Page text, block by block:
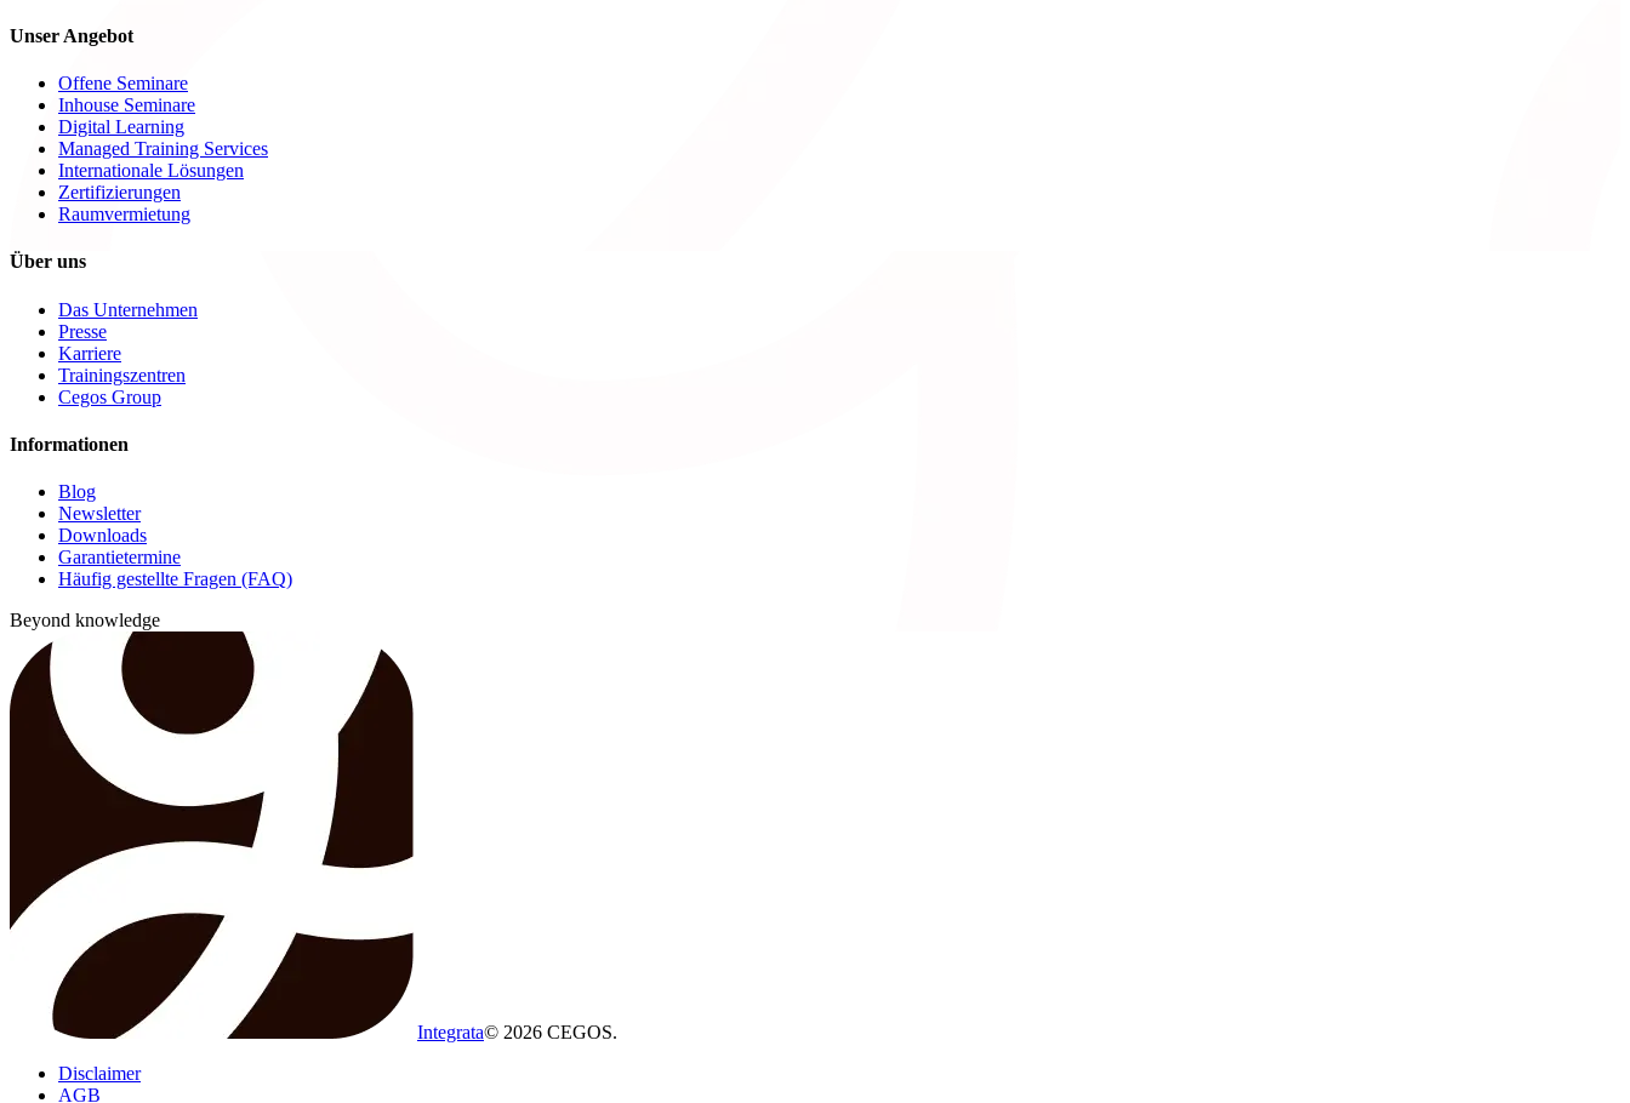
Unser Angebot
Offene Seminare
Inhouse Seminare
Digital Learning
Managed Training Services
Internationale Lösungen
Zertifizierungen
Raumvermietung
Über uns
Das Unternehmen
Presse
Karriere
Trainingszentren
Cegos Group
Informationen
Blog
Newsletter
Downloads
Garantietermine
Häufig gestellte Fragen (FAQ)
Beyond knowledge
Integrata© 2026 CEGOS.
Disclaimer
AGB